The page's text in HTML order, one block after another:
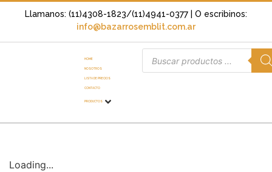
Llamanos: (11)4308-1823/(11)4941-0377
| O escribinos:
info@bazarrosemblit.com.ar
HOME
NOSOTROS
LISTA DE PRECIOS
CONTACTO
PRODUCTOS
Loading...